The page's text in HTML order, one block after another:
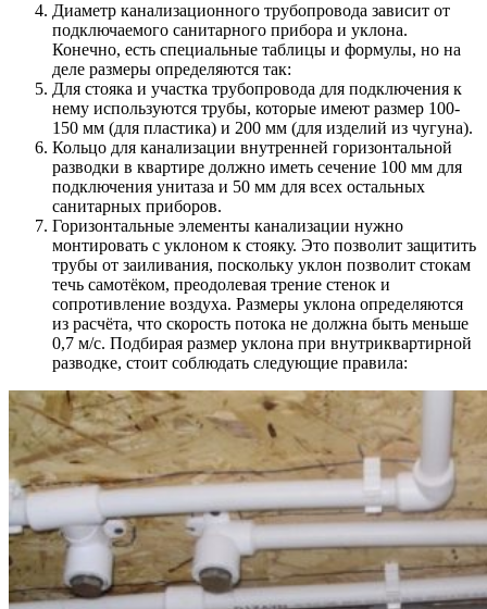
Диаметр канализационного трубопровода зависит от
подключаемого санитарного прибора и уклона.
Конечно, есть специальные таблицы и формулы, но на
деле размеры определяются так:
Для стояка и участка трубопровода для подключения к
нему используются трубы, которые имеют размер 100-
150 мм (для пластика) и 200 мм (для изделий из чугуна).
Кольцо для канализации внутренней горизонтальной
разводки в квартире должно иметь сечение 100 мм для
подключения унитаза и 50 мм для всех остальных
санитарных приборов.
Горизонтальные элементы канализации нужно
монтировать с уклоном к стояку. Это позволит защитить
трубы от заиливания, поскольку уклон позволит стокам
течь самотёком, преодолевая трение стенок и
сопротивление воздуха. Размеры уклона определяются
из расчёта, что скорость потока не должна быть меньше
0,7 м/с. Подбирая размер уклона при внутриквартирной
разводке, стоит соблюдать следующие правила: